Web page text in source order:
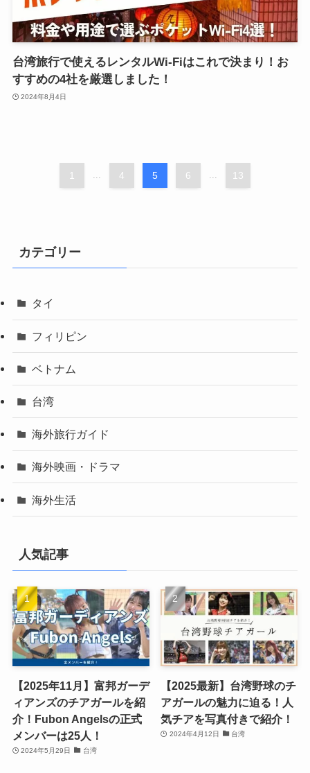
台湾旅行で使えるレンタルWi-Fiはこれで決まり！お
すすめの4社を厳選しました！
2024年8月4日
1 ... 4 5 6 ... 13
カテゴリー
タイ
フィリピン
ベトナム
台湾
海外旅行ガイド
海外映画・ドラマ
海外生活
人気記事
【2025年11月】富邦ガーデ
ィアンズのチアガールを紹
介！Fubon Angelsの正式
メンバーは25人！
2024年5月29日 台湾
【2025最新】台湾野球のチ
アガールの魅力に迫る！人
気チアを写真付きで紹介！
2024年4月12日 台湾